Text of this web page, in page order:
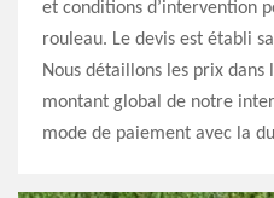
et conditions d’intervention
rouleau. Le devis est établi
Nous détaillons les prix dans
montant global de notre
mode de paiement avec la